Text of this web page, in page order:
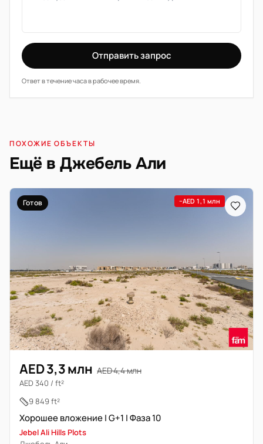
Отправить запрос
Ответ в течение часа в рабочее время.
ПОХОЖИЕ ОБЪЕКТЫ
Ещё в Джебель Али
Готов −AED 1,1 млн
AED 3,3 млн AED 4,4 млн
AED 340 / ft²
9 849 ft²
Хорошее вложение | G+1 | Фаза 10
Jebel Ali Hills Plots